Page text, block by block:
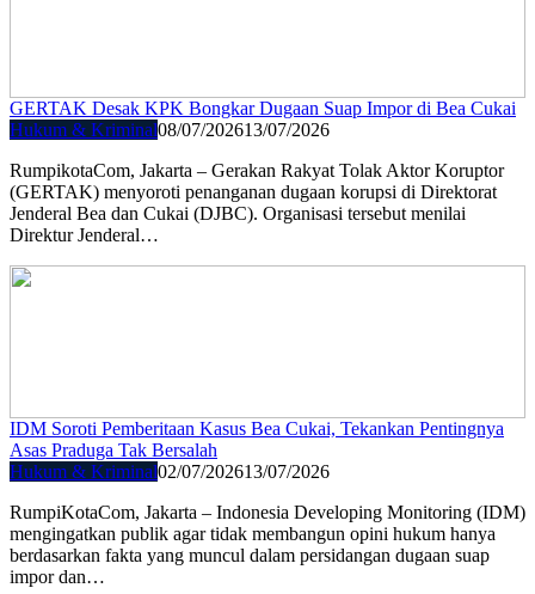
GERTAK Desak KPK Bongkar Dugaan Suap Impor di Bea Cukai
Hukum & Kriminal08/07/202613/07/2026
RumpikotaCom, Jakarta – Gerakan Rakyat Tolak Aktor Koruptor
(GERTAK) menyoroti penanganan dugaan korupsi di Direktorat
Jenderal Bea dan Cukai (DJBC). Organisasi tersebut menilai
Direktur Jenderal…
IDM Soroti Pemberitaan Kasus Bea Cukai, Tekankan Pentingnya
Asas Praduga Tak Bersalah
Hukum & Kriminal02/07/202613/07/2026
RumpiKotaCom, Jakarta – Indonesia Developing Monitoring (IDM)
mengingatkan publik agar tidak membangun opini hukum hanya
berdasarkan fakta yang muncul dalam persidangan dugaan suap
impor dan…